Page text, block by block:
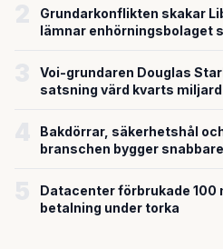
Grundarkonflikten skakar
lämnar enhörningsbolaget
Voi-grundaren Douglas
satsning värd kvarts miljard
Bakdörrar, säkerhetshål
branschen bygger
Datacenter förbrukade
betalning under torka